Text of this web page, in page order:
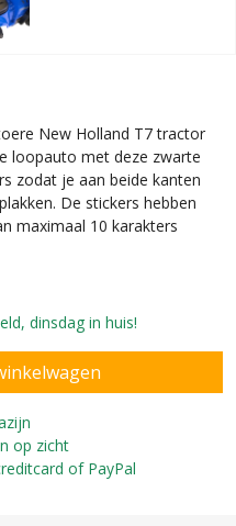
New Holland T7 tractor
loopauto met deze zwarte
zodat je aan beide kanten
De stickers hebben
maximaal 10 karakters
dinsdag in huis!
op zicht
of PayPal